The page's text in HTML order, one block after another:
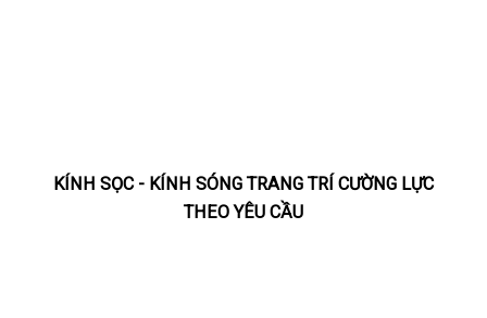
KÍNH SỌC - KÍNH SÓNG TRANG TRÍ CƯỜNG LỰC
THEO YÊU CẦU